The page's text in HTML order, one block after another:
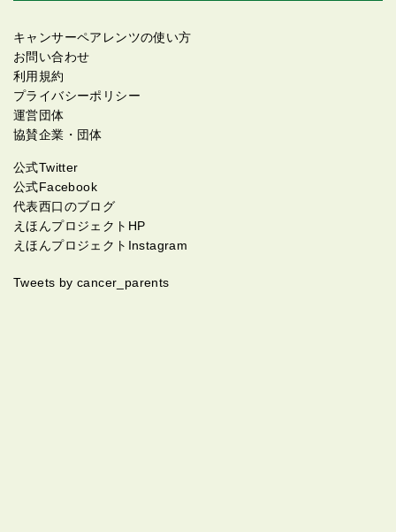
キャンサーペアレンツの使い方
お問い合わせ
利用規約
プライバシーポリシー
運営団体
協賛企業・団体
公式Twitter
公式Facebook
代表西口のブログ
えほんプロジェクトHP
えほんプロジェクトInstagram
Tweets by cancer_parents